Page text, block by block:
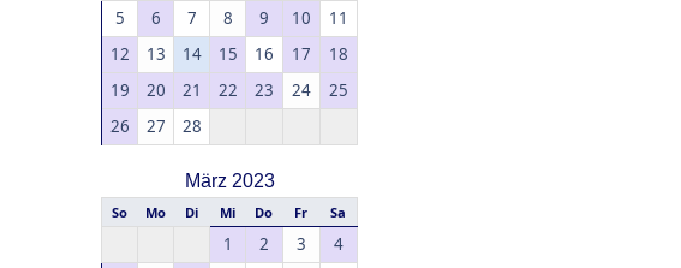
5
6 7 8 9 10
11
12
13 14 15 16 17
18
19
20 21 22 23 24
25
26
27 28
März 2023
So Mo Di Mi Do Fr Sa
1 2 3
4